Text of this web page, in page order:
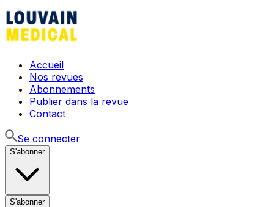
Accueil
Nos revues
Abonnements
Publier dans la revue
Contact
Se connecter
S'abonner
S'abonner